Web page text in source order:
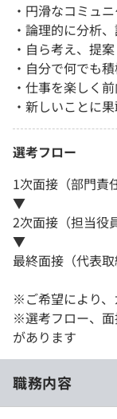
・円滑なコミュ
・論理的に分析
・自ら考え、提
・自分で何でも
・仕事を楽しく
・新しいことに
選考フロー
1次面接（部門責
▼
2次面接（担当役
▼
最終面接（代表
※ご希望により、
※選考フロー、面
があります
職務内容